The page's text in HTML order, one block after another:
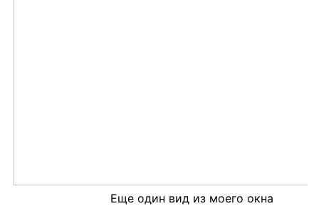
Еще один вид из моего окна